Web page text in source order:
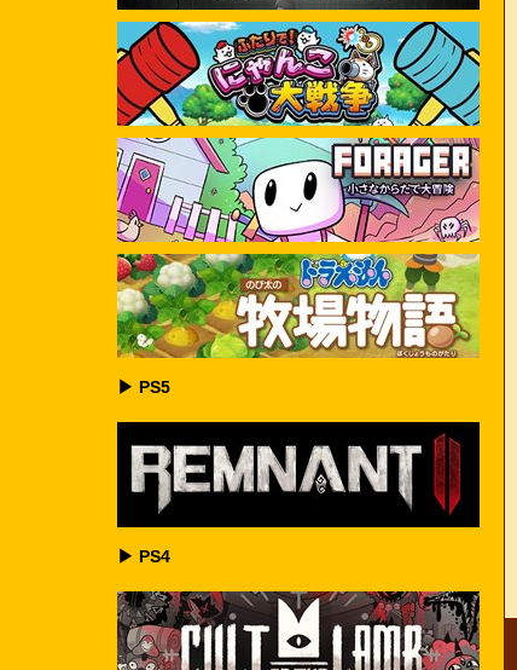
▶ PS5
▶ PS4